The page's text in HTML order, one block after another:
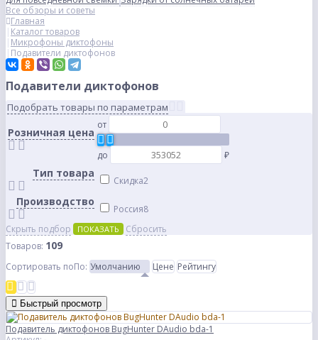
Все обзоры и советы
Главная
Каталог товаров
Микрофоны диктофоны
Подавители диктофонов
Подавители диктофонов
Подобрать товары по параметрам
Розничная цена
от
до ₽
Тип товара
Скидка2
Производство
Россия8
Скрыть подбор
ПОКАЗАТЬ
Сбросить
Товаров: 109
Сортировать поПо: Умолчанию Цене Рейтингу
Быстрый просмотр
Подавитель диктофонов BugHunter DAudio bda-1